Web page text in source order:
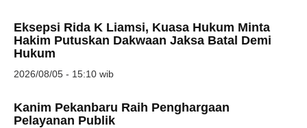
Eksepsi Rida K Liamsi, Kuasa Hukum Minta
Hakim Putuskan Dakwaan Jaksa Batal Demi
Hukum
2026/08/05 - 15:10 wib
Kanim Pekanbaru Raih Penghargaan
Pelayanan Publik